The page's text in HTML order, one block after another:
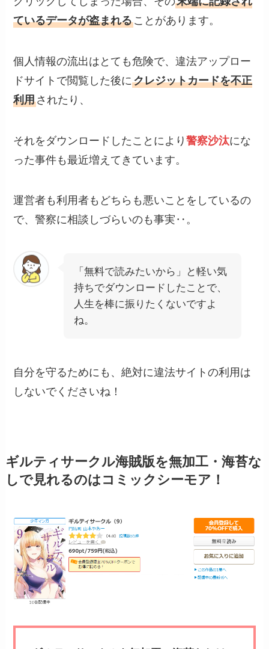
ているデータが盗まれることがあります。
個人情報の流出はとても危険で、違法アップロー
ドサイトで閲覧した後にクレジットカードを不正
利用されたり、
それをダウンロードしたことにより警察沙汰にな
った事件も最近増えてきています。
運営者も利用者もどちらも悪いことをしているの
で、警察に相談しづらいのも事実‥。
「無料で読みたいから」と軽い気
持ちでダウンロードしたことで、
人生を棒に振りたくないですよ
ね。
自分を守るためにも、絶対に違法サイトの利用は
しないでくださいね！
ギルティサークル海賊版を無加工・海苔な
しで見れるのはコミックシーモア！